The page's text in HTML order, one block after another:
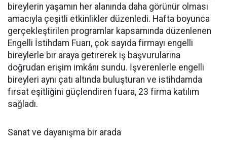
bireylerin yaşamın her alanında daha görünür olması
amacıyla çeşitli etkinlikler düzenledi. Hafta boyunca
gerçekleştirilen programlar kapsamında düzenlenen
Engelli İstihdam Fuarı, çok sayıda firmayı engelli
bireylerle bir araya getirerek iş başvurularına
doğrudan erişim imkânı sundu. İşverenlerle engelli
bireyleri aynı çatı altında buluşturan ve istihdamda
fırsat eşitliğini güçlendiren fuara, 23 firma katılım
sağladı.
Sanat ve dayanışma bir arada